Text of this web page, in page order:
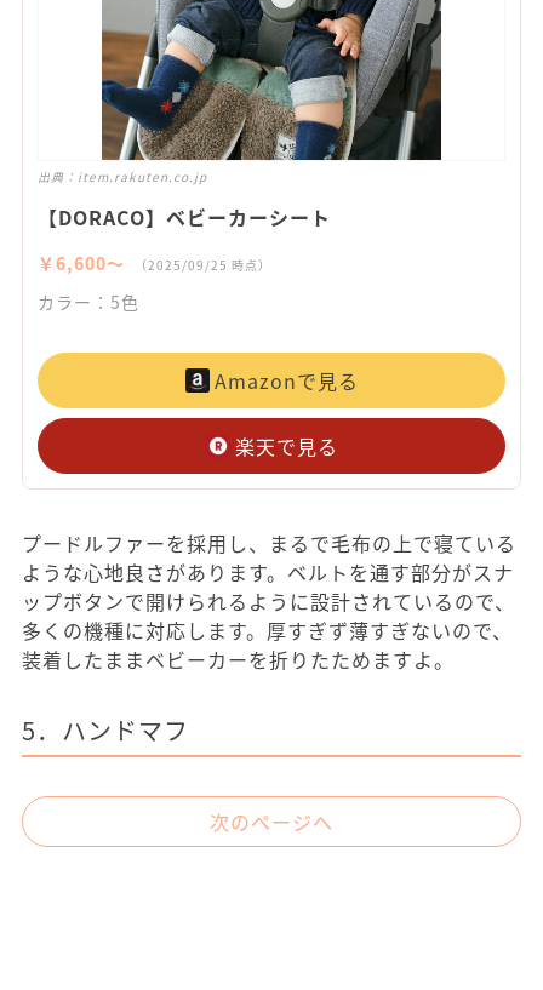
出典： item.rakuten.co.jp
【DORACO】ベビーカーシート
￥6,600〜 （2025/09/25 時点）
カラー：5色
Amazonで見る
楽天で見る
プードルファーを採用し、まるで毛布の上で寝ている
ような心地良さがあります。ベルトを通す部分がスナ
ップボタンで開けられるように設計されているので、
多くの機種に対応します。厚すぎず薄すぎないので、
装着したままベビーカーを折りたためますよ。
5．ハンドマフ
次のページへ